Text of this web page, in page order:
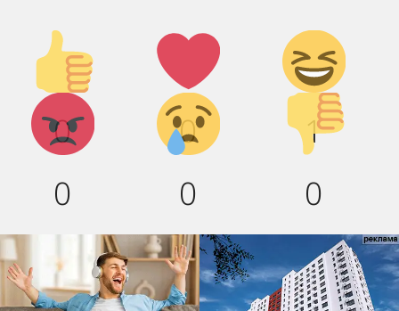
Палец
вверх!
0
Лайк!
0
Дикий
смех!
1
Агрессия!
0
Грусть :
(
0
Палец
вниз!
0